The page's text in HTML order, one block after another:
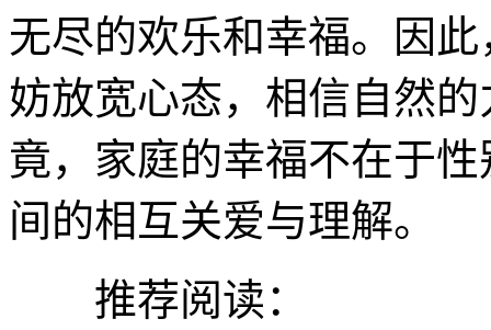
无尽的欢乐和幸福。因
妨放宽心态，相信自然
竟，家庭的幸福不在于
间的相互关爱与理解。
推荐阅读：